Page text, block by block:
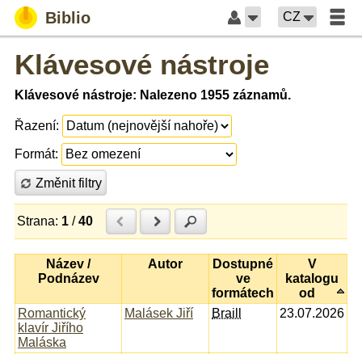
Biblio CZ
Klávesové nástroje
Klávesové nástroje: Nalezeno 1955 záznamů.
Řazení:
Formát:
Změnit filtry
Strana: 1 /40 Předchozí
Další
Název /
Podnázev
Autor
Dostupné
ve
formátech
V
katalogu
od
Romantický
klavír Jiřího
Maláska
Malásek Jiří Braill 23.07.2026